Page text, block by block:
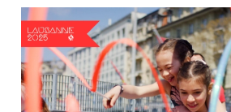
Turnen ist der beliebteste